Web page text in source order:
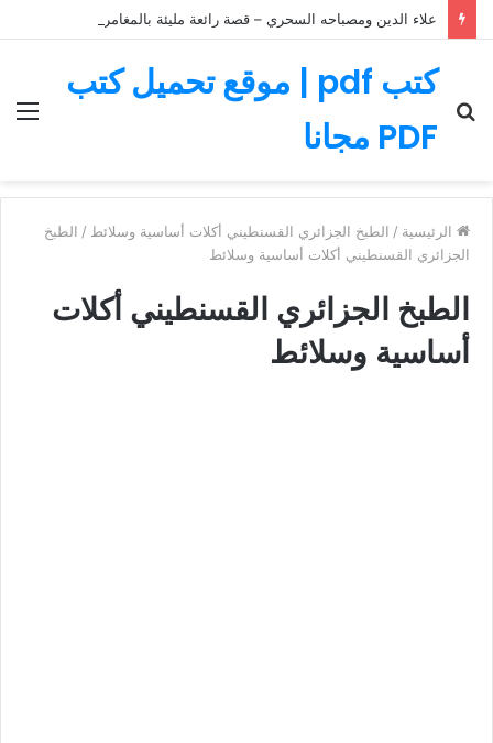
علاء الدين ومصباحه السحري – قصة رائعة مليئة بالمغامرات
كتب pdf | موقع تحميل كتب
PDF مجاناعن
الرئيسية / الطبخ الجزائري القسنطيني أكلات أساسية وسلائط / الطبخ
الجزائري القسنطيني أكلات أساسية وسلائط
الطبخ الجزائري القسنطيني أكلات
أساسية وسلائط